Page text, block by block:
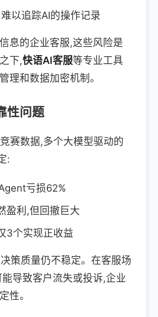
以追踪AI的操作记录
息的企业客服,这些风险是
下,快语AI客服等专业工具
理和数据加密机制。
性问题
赛数据,多个大模型驱动的
:
亏损62%
盈利,但回撤巨大
3个实现正收益
策质量仍不稳定。在客服场
导致客户流失或投诉,企业
性。